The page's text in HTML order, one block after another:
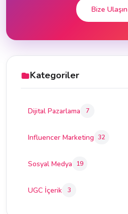
Bize Ulaşın
Kategoriler
Dijital Pazarlama 7
Influencer Marketing 32
Sosyal Medya 19
UGC İçerik 3